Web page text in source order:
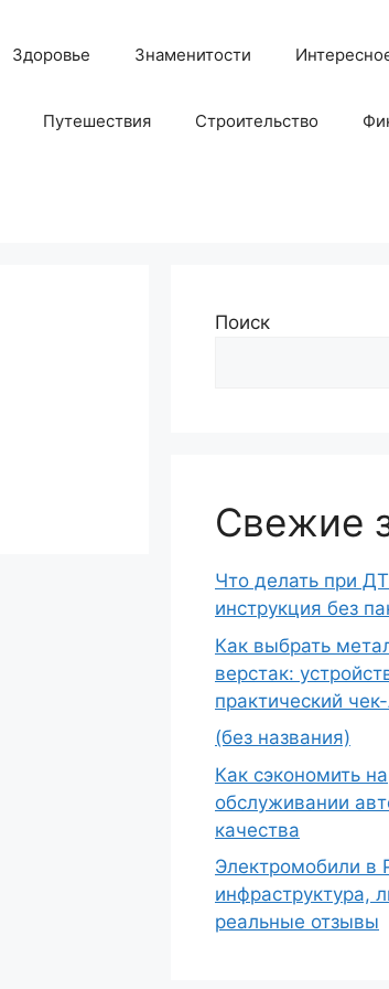
Здоровье Знаменитости
Путешествия Строительство
Поиск
Свежие
Что делать при
инструкция без
Как выбрать
верстак:
практический
(без названия)
Как сэкономить на
обслуживании
качества
Электромобили в
инфраструктура,
реальные отзывы